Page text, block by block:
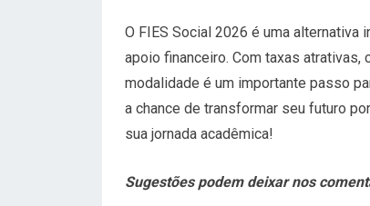
O FIES Social 2026 é uma alternativa
apoio financeiro. Com taxas
modalidade é um importante passo
a chance de transformar seu futuro
sua jornada acadêmica!
Sugestões podem deixar nos